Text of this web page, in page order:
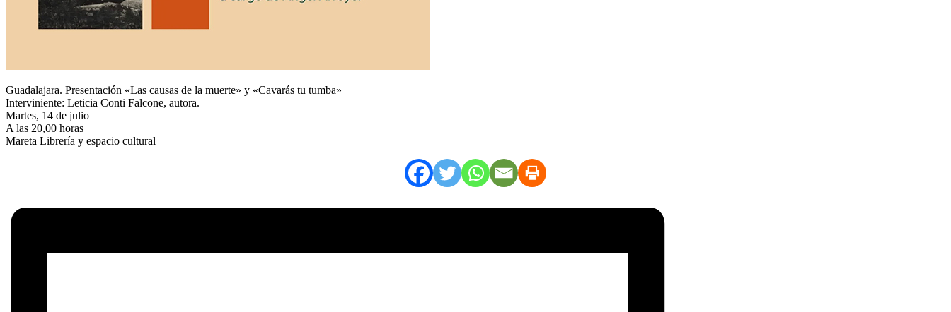
Guadalajara. Presentación «Las causas de la muerte» y «Cavarás tu tumba»
Interviniente: Leticia Conti Falcone, autora.
Martes, 14 de julio
A las 20,00 horas
Mareta Librería y espacio cultural